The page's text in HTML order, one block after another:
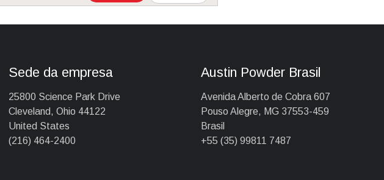
Sede da empresa
25800 Science Park Drive
Cleveland, Ohio 44122
United States
(216) 464-2400
Austin Powder Brasil
Avenida Alberto de Cobra 607
Pouso Alegre, MG 37553-459
Brasil
+55 (35) 99811 7487